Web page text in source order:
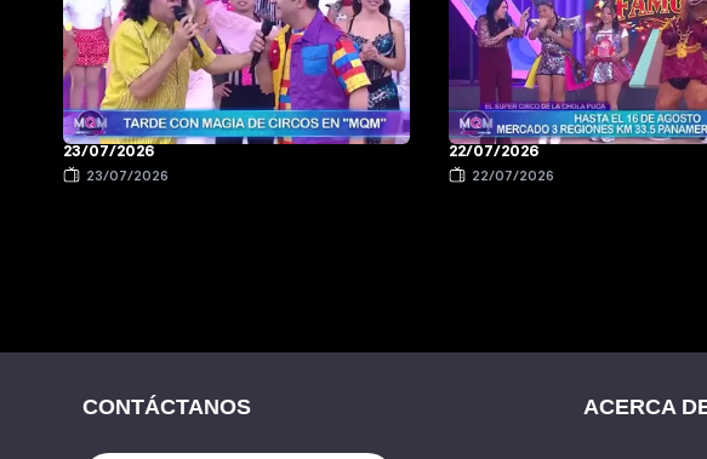
23/07/2026
23/07/2026
22/07/2026
22/07/2026
CONTÁCTANOS ACERCA